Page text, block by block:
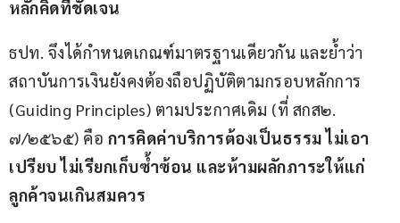
หลักคิดที่ชัดเจน
ธปท. จึงได้กำหนดเกณฑ์มาตรฐานเดียวกัน และย้ำว่า
สถาบันการเงินยังคงต้องถือปฏิบัติตามกรอบหลักการ
(Guiding Principles) ตามประกาศเดิม (ที่ สกส๒.
๗/๒๕๖๕) คือ การคิดค่าบริการต้องเป็นธรรม ไม่เอา
เปรียบ ไม่เรียกเก็บซ้ำซ้อน และห้ามผลักภาระให้แก่
ลูกค้าจนเกินสมควร